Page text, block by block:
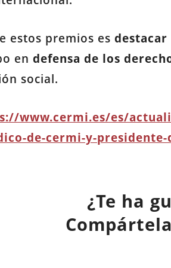
estos premios es
en defensa de los
social.
www.cermi.es/es/
de-cermi-y-
¿Te ha